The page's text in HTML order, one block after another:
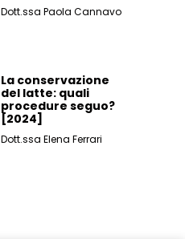
Dott.ssa Paola Cannavo
La conservazione
del latte: quali
procedure seguo?
[2024]
Dott.ssa Elena Ferrari